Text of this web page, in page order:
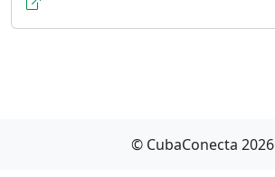
© CubaConecta 2026